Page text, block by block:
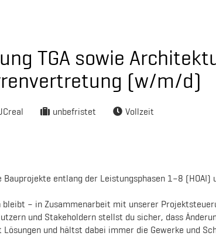
TGA sowie
(w/m/d)
unbefristet Vollzeit
entlang der Leistungsphasen 1–8
bleibt – in Zusammenarbeit mit unserer
und Stakeholdern stellst du sicher, dass
und hältst dabei immer die Gewerke und